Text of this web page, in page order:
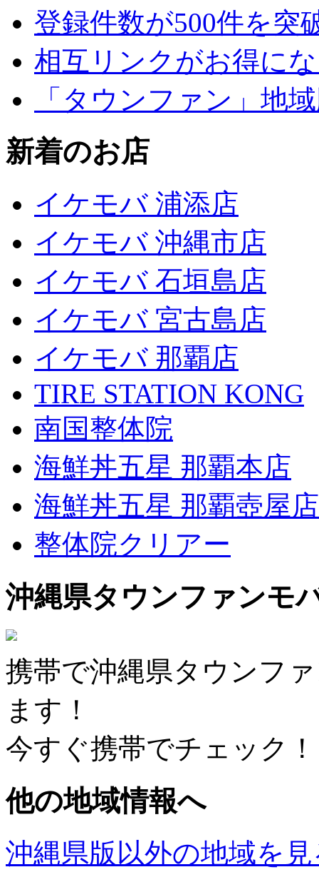
登録件数が500件を突
相互リンクがお得に
「タウンファン」地
新着のお店
イケモバ 浦添店
イケモバ 沖縄市店
イケモバ 石垣島店
イケモバ 宮古島店
イケモバ 那覇店
TIRE STATION KONG
南国整体院
海鮮丼五星 那覇本店
海鮮丼五星 那覇壺屋店
整体院クリアー
沖縄県タウンファンモ
携帯で沖縄県タウンフ
ます！
今すぐ携帯でチェック！
他の地域情報へ
沖縄県版以外の地域を